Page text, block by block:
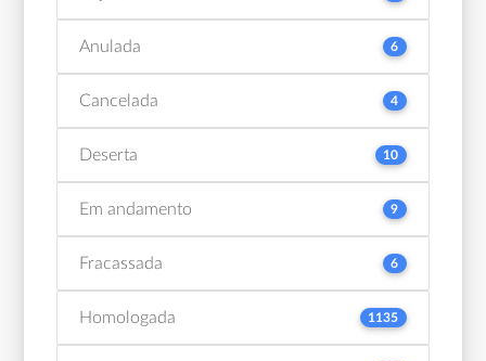
Anulada 6
Cancelada 4
Deserta 10
Em andamento 9
Fracassada 6
Homologada 1135